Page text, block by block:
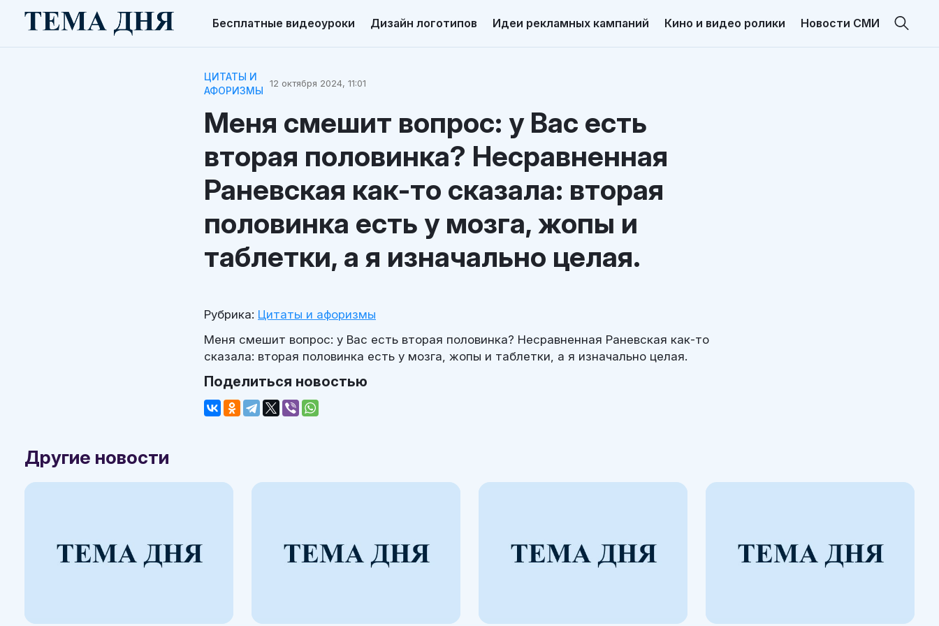
Бесплатные видеоуроки Дизайн логотипов Идеи рекламных кампаний Кино и видео ролики Новости СМИ
ЦИТАТЫ И
АФОРИЗМЫ
12 октября 2024, 11:01
Меня смешит вопрос: у Вас есть
вторая половинка? Несравненная
Раневская как-то сказала: вторая
половинка есть у мозга, жопы и
таблетки, а я изначально целая.
Рубрика: Цитаты и афоризмы
Меня смешит вопрос: у Вас есть вторая половинка? Несравненная Раневская как-то
сказала: вторая половинка есть у мозга, жопы и таблетки, а я изначально целая.
Поделиться новостью
Другие новости